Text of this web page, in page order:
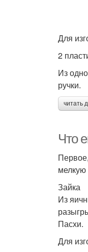
Для
2
Из
ручки.
читать
Что
Зайка
Из
Пасхи.
Для